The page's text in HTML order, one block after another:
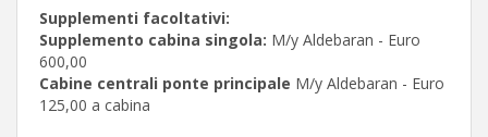
Supplementi facoltativi:
Supplemento cabina singola: M/y Aldebaran - Euro
600,00
Cabine centrali ponte principale M/y Aldebaran - Euro
125,00 a cabina